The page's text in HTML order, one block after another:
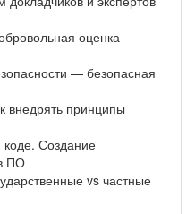
оценка
— безопасная
внедрять принципы
коде. Создание
ПО
vs частные